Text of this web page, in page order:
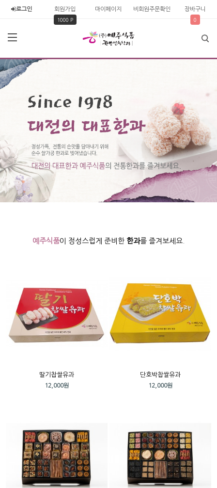
로그인 회원가입
1000 P
마이페이지 비회원주문확인 장바구니
0
예주식품이 정성스럽게 준비한 한과를 즐겨보세요.
딸기찹쌀유과
12,000원
단호박찹쌀유과
12,000원